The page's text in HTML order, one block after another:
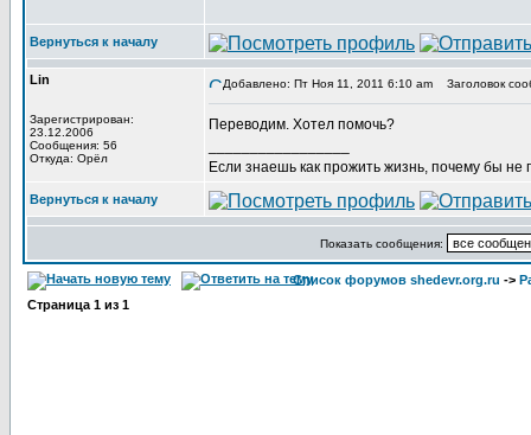
Вернуться к началу
Lin
Зарегистрирован:
23.12.2006
Сообщения: 56
Откуда: Орёл
Добавлено: Пт Ноя 11, 2011 6:10 am Заголовок
Переводим. Хотел помочь?
Если знаешь как прожить жизнь, почему бы не
Вернуться к началу
Показать сообщения:
Список форумов shedevr.org.ru ->
Страница 1 из 1